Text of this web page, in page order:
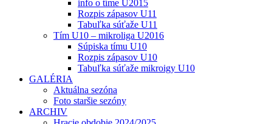
info o tíme U2015
Rozpis zápasov U11
Tabuľka súťaže U11
Tím U10 – mikroliga U2016
Súpiska tímu U10
Rozpis zápasov U10
Tabuľka súťaže mikroigy U10
GALÉRIA
Aktuálna sezóna
Foto staršie sezóny
ARCHIV